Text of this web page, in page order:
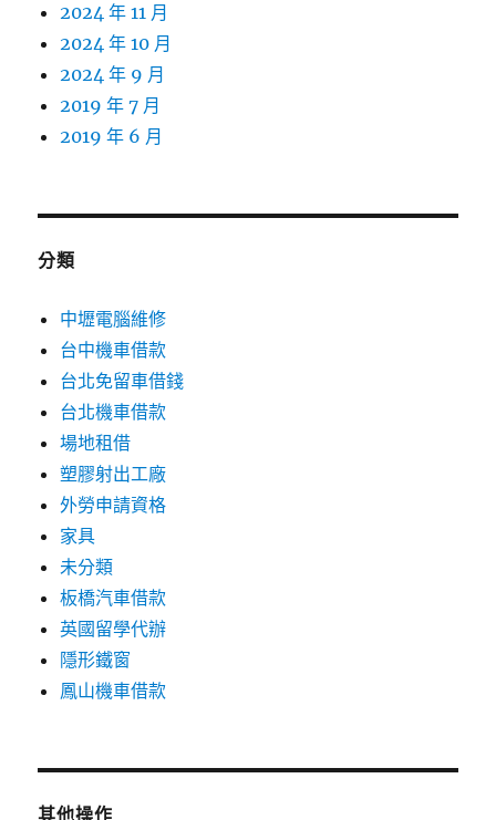
2024 年 11 月
2024 年 10 月
2024 年 9 月
2019 年 7 月
2019 年 6 月
分類
中壢電腦維修
台中機車借款
台北免留車借錢
台北機車借款
場地租借
塑膠射出工廠
外勞申請資格
家具
未分類
板橋汽車借款
英國留學代辦
隱形鐵窗
鳳山機車借款
其他操作